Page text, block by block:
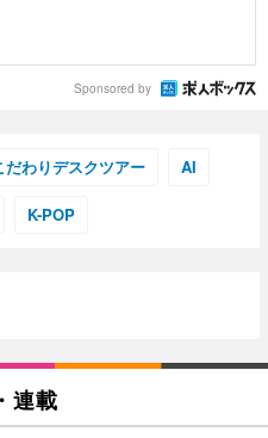
Sponsored by
だわりデスクツアー AI
K-POP
連載